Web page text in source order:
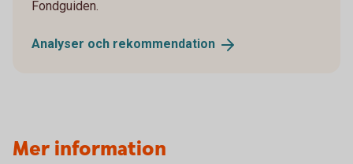
Fondguiden.
Analyser och rekommendation
Mer information